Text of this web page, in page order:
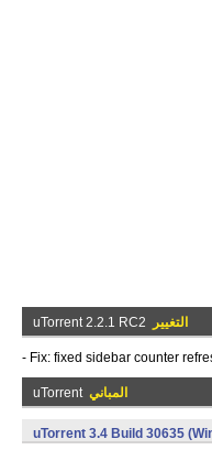
uTorrent 2.2.1 RC2 التغيير
- Fix: fixed sidebar counter
uTorrent المباني
uTorrent 3.4 Build 30635